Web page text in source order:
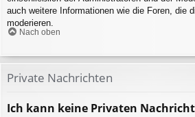
auch weitere Informationen wie die Foren, die
moderieren.
Nach oben
Private Nachrichten
Ich kann keine Privaten